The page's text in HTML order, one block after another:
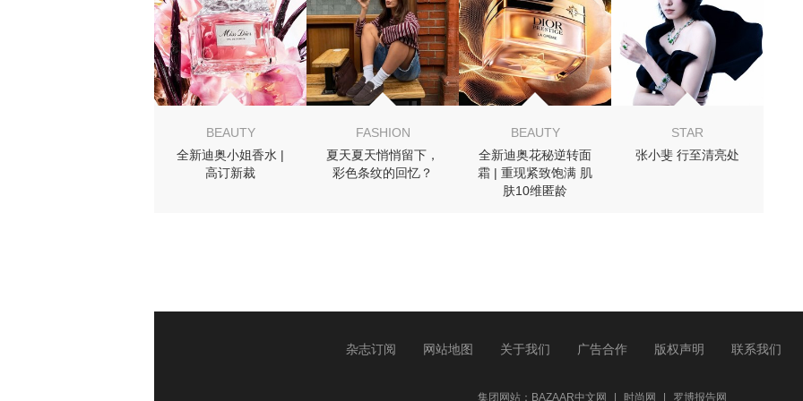
BEAUTY
全新迪奥小姐香水 |
高订新裁
FASHION
夏天夏天悄悄留下，
彩色条纹的回忆？
BEAUTY
全新迪奥花秘逆转面
霜 | 重现紧致饱满 肌
肤10维匿龄
STAR
张小斐 行至清亮处
杂志订阅 网站地图 关于我们 广告合作 版权声明 联系我们
集团网站： BAZAAR中文网 时尚网 罗博报告网